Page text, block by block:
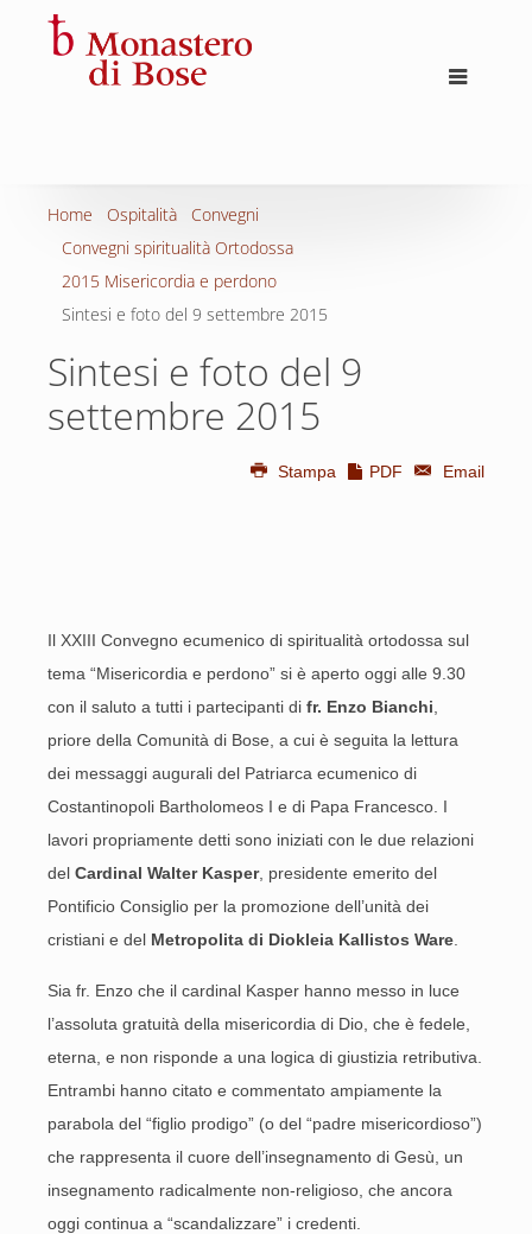
Home Ospitalità
Convegni
Convegni spiritualità Ortodossa
2015 Misericordia e perdono
Sintesi e foto del 9 settembre 2015
Sintesi e foto del 9
settembre 2015
Stampa PDF Email
Il XXIII Convegno ecumenico di spiritualità ortodossa sul
tema “Misericordia e perdono” si è aperto oggi alle 9.30
con il saluto a tutti i partecipanti di fr. Enzo Bianchi
priore della Comunità di Bose, a cui è seguita la lettura
dei messaggi augurali del Patriarca ecumenico di
Costantinopoli Bartholomeos I e di Papa Francesco. I
lavori propriamente detti sono iniziati con le due relazioni
del Cardinal Walter Kasper, presidente emerito del
Pontificio Consiglio per la promozione dell’unità dei
cristiani e del Metropolita di Diokleia Kallistos Ware
Sia fr. Enzo che il cardinal Kasper hanno messo in luce
l’assoluta gratuità della misericordia di Dio, che è fedele,
eterna, e non risponde a una logica di giustizia retributiva.
Entrambi hanno citato e commentato ampiamente la
parabola del “figlio prodigo” (o del “padre misericordioso”)
che rappresenta il cuore dell’insegnamento di Gesù, un
insegnamento radicalmente non-religioso, che ancora
oggi continua a “scandalizzare” i credenti.